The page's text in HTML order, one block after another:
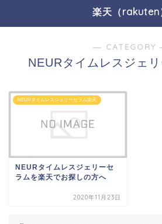
楽天（rakuten
― CATEGORY
NEURタイムレスジェ
NEURタイムレスジェリーセラム楽天
NEURタイムレスジェリーセ
ラムを楽天でお探しの方へ
2020年11月23日